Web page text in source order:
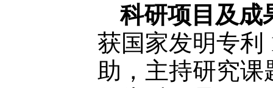
科研项目及成
获国家发明专利
助，主持研究课